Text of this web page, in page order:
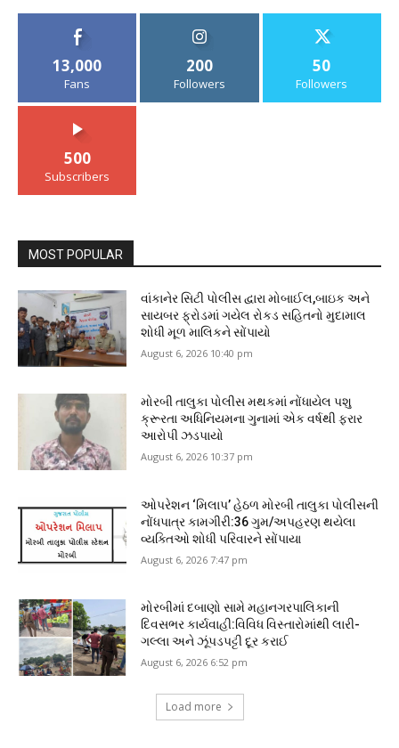
13,000
Fans
200
Followers
50
Followers
500
Subscribers
MOST POPULAR
વાંકાનેર સિટી પોલીસ દ્વારા મોબાઈલ,બાઇક અને
સાયબર ફ્રોડમાં ગયેલ રોકડ સહિતનો મુદામાલ
શોધી મૂળ માલિકને સોંપાયો
August 6, 2026 10:40 pm
મોરબી તાલુકા પોલીસ મથકમાં નોંધાયેલ પશુ
ક્રૂરતા અધિનિયમના ગુનામાં એક વર્ષથી ફરાર
આરોપી ઝડપાયો
August 6, 2026 10:37 pm
ઓપરેશન ‘મિલાપ’ હેઠળ મોરબી તાલુકા પોલીસની
નોંધપાત્ર કામગીરી:36 ગુમ/અપહરણ થયેલા
વ્યક્તિઓ શોધી પરિવારને સોંપાયા
August 6, 2026 7:47 pm
મોરબીમાં દબાણો સામે મહાનગરપાલિકાની
દિવસભર કાર્યવાહી:વિવિધ વિસ્તારોમાંથી લારી-
ગલ્લા અને ઝૂંપડપટ્ટી દૂર કરાઈ
August 6, 2026 6:52 pm
Load more